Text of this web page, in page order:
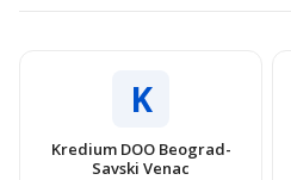
K
Kredium DOO Beograd-
Savski Venac